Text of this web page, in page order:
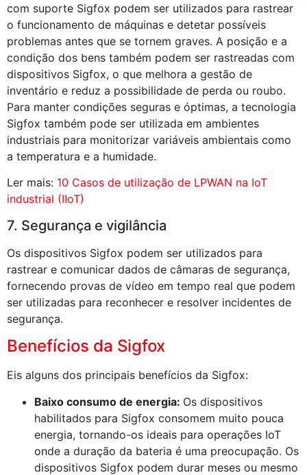
com suporte Sigfox podem ser utilizados para rastrear
o funcionamento de máquinas e detetar possíveis
problemas antes que se tornem graves. A posição e a
condição dos bens também podem ser rastreadas com
dispositivos Sigfox, o que melhora a gestão de
inventário e reduz a possibilidade de perda ou roubo.
Para manter condições seguras e óptimas, a tecnologia
Sigfox também pode ser utilizada em ambientes
industriais para monitorizar variáveis ambientais como
a temperatura e a humidade.
Ler mais: 10 Casos de utilização de LPWAN na IoT
industrial (IIoT)
7. Segurança e vigilância
Os dispositivos Sigfox podem ser utilizados para
rastrear e comunicar dados de câmaras de segurança,
fornecendo provas de vídeo em tempo real que podem
ser utilizadas para reconhecer e resolver incidentes de
segurança.
Benefícios da Sigfox
Eis alguns dos principais benefícios da Sigfox:
Baixo consumo de energia: Os dispositivos
habilitados para Sigfox consomem muito pouca
energia, tornando-os ideais para operações IoT
onde a duração da bateria é uma preocupação. Os
dispositivos Sigfox podem durar meses ou mesmo